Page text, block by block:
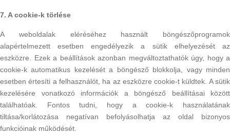
7. A cookie-k törlése
A weboldalak eléréséhez használt böngészőprogramok
alapértelmezett esetben engedélyezik a sütik elhelyezését az
eszközre. Ezek a beállítások azonban megváltoztathatók úgy, hogy a
cookie-k automatikus kezelését a böngésző blokkolja, vagy minden
esetben értesíti a felhasználót, ha az eszközre cookie-t küldtek. A sütik
kezelésére vonatkozó információk a böngésző beállításai között
találhatóak. Fontos tudni, hogy a cookie-k használatának
tiltása/korlátozása negatívan befolyásolhatja az oldal bizonyos
funkcióinak működését.